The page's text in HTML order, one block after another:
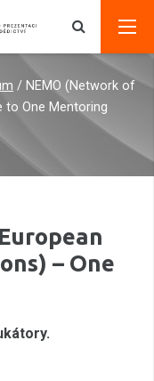
/ NEMO (Network of
to One Mentoring
– One